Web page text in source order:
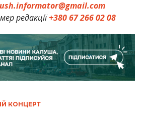
редакції+380 67 266 02 08
КОНЦЕРТ